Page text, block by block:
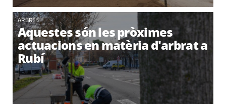
ARBRES
Aquestes són les pròximes
actuacions en matèria d'arbrat a
Rubí